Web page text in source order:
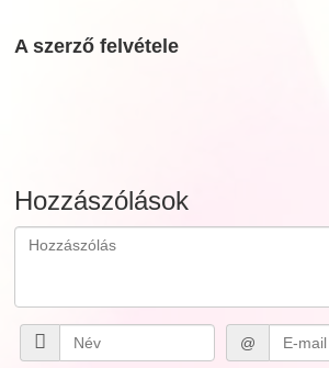
A szerző felvétele
Hozzászólások
@